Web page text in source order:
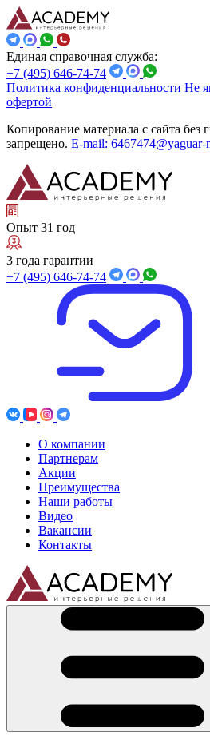
Единая справочная служба:
+7 (495) 646-74-74
Политика конфиденциальности Не
офертой
Копирование материала с сайта без
запрещено. E-mail: 6467474@yaguar-
Опыт 31 год
3 года гарантии
+7 (495) 646-74-74
О компании
Партнерам
Акции
Преимущества
Наши работы
Видео
Вакансии
Контакты